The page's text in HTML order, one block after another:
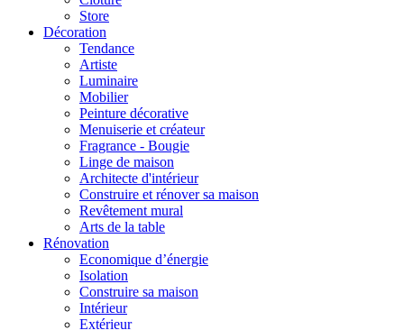
Store
Décoration
Tendance
Artiste
Luminaire
Mobilier
Peinture décorative
Menuiserie et créateur
Fragrance - Bougie
Linge de maison
Architecte d'intérieur
Construire et rénover sa maison
Revêtement mural
Arts de la table
Rénovation
Economique d’énergie
Isolation
Construire sa maison
Intérieur
Extérieur